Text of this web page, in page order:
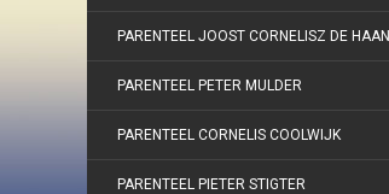
PARENTEEL JOOST CORNELISZ DE HAAN
PARENTEEL PETER MULDER
PARENTEEL CORNELIS COOLWIJK
PARENTEEL PIETER STIGTER